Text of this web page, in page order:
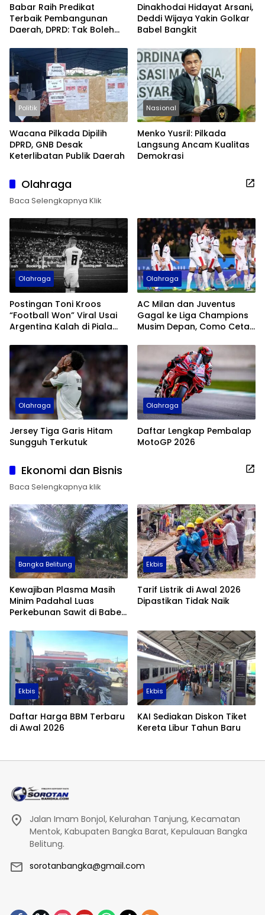
Babar Raih Predikat
Terbaik Pembangunan
Daerah, DPRD: Tak Boleh
Dinakhodai Hidayat Arsani,
Deddi Wijaya Yakin Golkar
Babel Bangkit
Politik
Wacana Pilkada Dipilih
DPRD, GNB Desak
Keterlibatan Publik Daerah
Nasional
Menko Yusril: Pilkada
Langsung Ancam Kualitas
Demokrasi
Olahraga
Baca Selengkapnya Klik
Olahraga
Postingan Toni Kroos
“Football Won” Viral Usai
Argentina Kalah di Piala
Olahraga
AC Milan dan Juventus
Gagal ke Liga Champions
Musim Depan, Como Cetak
Olahraga
Jersey Tiga Garis Hitam
Sungguh Terkutuk
Olahraga
Daftar Lengkap Pembalap
MotoGP 2026
Ekonomi dan Bisnis
Baca Selengkapnya klik
Bangka Belitung
Kewajiban Plasma Masih
Minim Padahal Luas
Perkebunan Sawit di Babel
Ekbis
Tarif Listrik di Awal 2026
Dipastikan Tidak Naik
Ekbis
Daftar Harga BBM Terbaru
di Awal 2026
Ekbis
KAI Sediakan Diskon Tiket
Kereta Libur Tahun Baru
Jalan Imam Bonjol, Kelurahan Tanjung, Kecamatan
Mentok, Kabupaten Bangka Barat, Kepulauan Bangka
Belitung.
sorotanbangka@gmail.com